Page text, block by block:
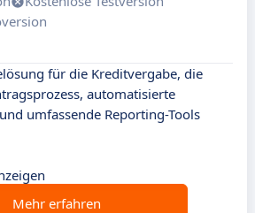
für die Kreditvergabe, die
automatisierte
umfassende Reporting-Tools
Mehr erfahren